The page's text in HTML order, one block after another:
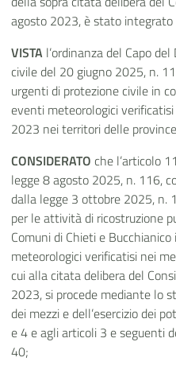
agosto 2023, è stato
VISTA l’ordinanza del Capo
civile del 20 giugno 2025, n.
urgenti di protezione civile in
eventi meteorologici
2023 nei territori delle
CONSIDERATO che l’articolo
legge 8 agosto 2025, n. 116,
dalla legge 3 ottobre 2025, n.
per le attività di ricostruzione
Comuni di Chieti e
meteorologici verificatisi nei
cui alla citata delibera del
2023, si procede mediante lo
dei mezzi e dell’esercizio dei
e 4 e agli articoli 3 e seguenti
40;